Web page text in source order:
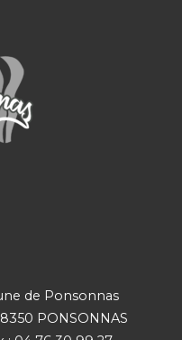
de Ponsonnas
PONSONNAS